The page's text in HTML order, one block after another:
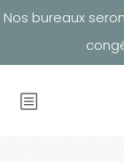
Nos bureaux